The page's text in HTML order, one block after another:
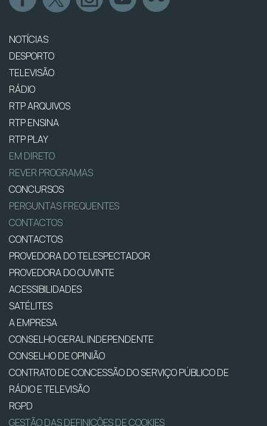
NOTÍCIAS
DESPORTO
TELEVISÃO
RÁDIO
RTP ARQUIVOS
RTP ENSINA
RTP PLAY
EM DIRETO
REVER PROGRAMAS
CONCURSOS
PERGUNTAS FREQUENTES
CONTACTOS
CONTACTOS
PROVEDORA DO TELESPECTADOR
PROVEDORA DO OUVINTE
ACESSIBILIDADES
SATÉLITES
A EMPRESA
CONSELHO GERAL INDEPENDENTE
CONSELHO DE OPINIÃO
CONTRATO DE CONCESSÃO DO SERVIÇO PÚBLICO DE
RÁDIO E TELEVISÃO
RGPD
GESTÃO DAS DEFINIÇÕES DE COOKIES